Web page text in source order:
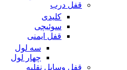
قفل درب
کلیدی
سوئیچی
قفل ایمنی
سه لول
چهار لول
قفل وسایل نقلیه